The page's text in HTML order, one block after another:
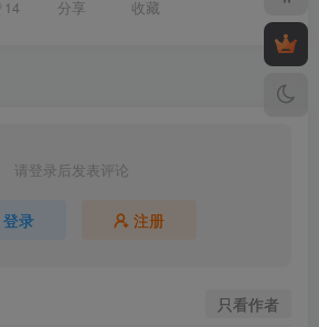
14 分享 收藏
请登录后发表评论
登录 注册
只看作者